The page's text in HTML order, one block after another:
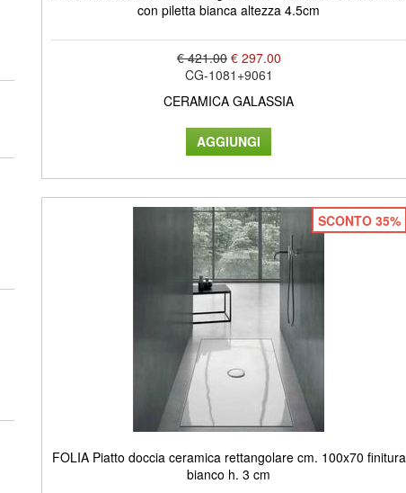
con piletta bianca altezza 4.5cm
€ 421.00 € 297.00
CG-1081+9061
CERAMICA GALASSIA
SCONTO 35%
FOLIA Piatto doccia ceramica rettangolare cm. 100x70 finitura
bianco h. 3 cm